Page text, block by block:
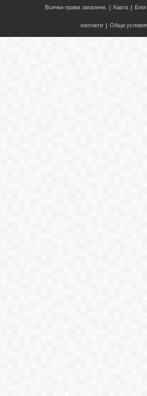
Всички права запазени. | Карта Блог
контакти Общи